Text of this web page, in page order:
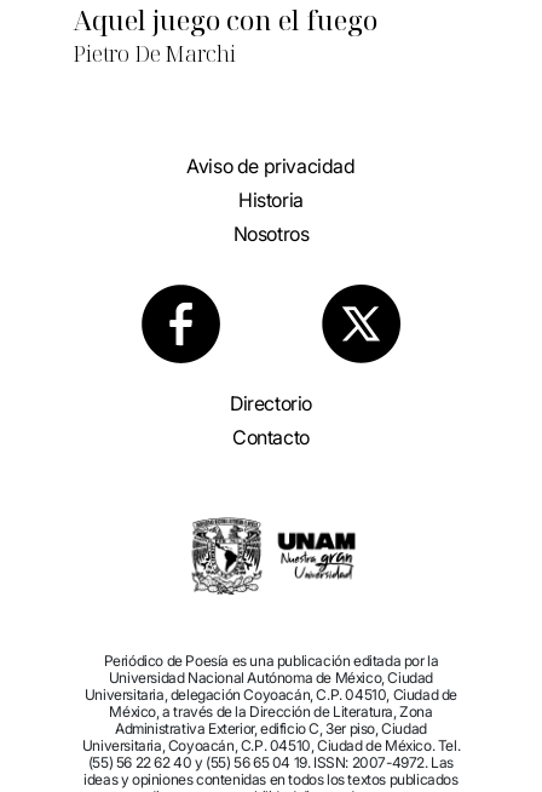
Aquel juego con el fuego
Pietro De Marchi
Aviso de privacidad
Historia
Nosotros
Directorio
Contacto
Periódico de Poesía es una publicación editada por la
Universidad Nacional Autónoma de México, Ciudad
Universitaria, delegación Coyoacán, C.P. 04510, Ciudad de
México, a través de la Dirección de Literatura, Zona
Administrativa Exterior, edificio C, 3er piso, Ciudad
Universitaria, Coyoacán, C.P. 04510, Ciudad de México. Tel.
(55) 56 22 62 40 y (55) 56 65 04 19. ISSN: 2007-4972. Las
ideas y opiniones contenidas en todos los textos publicados